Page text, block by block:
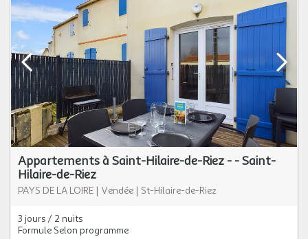
Appartements à Saint-Hilaire-de-Riez - - Saint-
Hilaire-de-Riez
PAYS DE LA LOIRE | Vendée | St-Hilaire-de-Riez
3 jours / 2 nuits
Formule Selon programme